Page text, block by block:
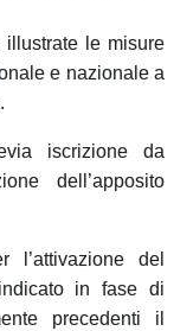
illustrate le misure
e nazionale a
iscrizione da
dell’apposito
del
in fase di
precedenti il